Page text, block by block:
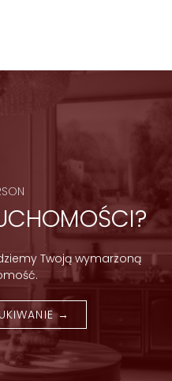
Twoją wymarzoną
→